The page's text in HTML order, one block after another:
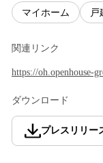
マイホーム 戸
関連リンク
https://oh.openhouse-
ダウンロード
プレスリリー